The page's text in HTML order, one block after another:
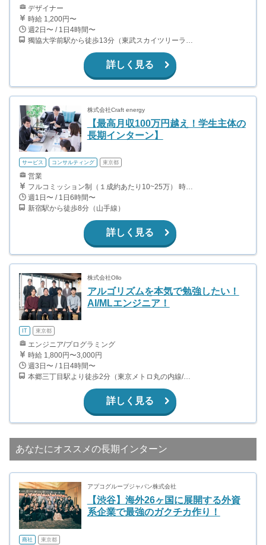
デザイナー
時給 1,200円〜
週2日〜 / 1日4時間〜
詳しく見る
株式会社Craft energy
【最高月収100万円越え！学生主体の
長期インターン】
サービス コンサルティング 東京都
営業
フルコミッション制（１成約あたり10~25万） 時給換算で（2000円〜2500円）程度が目安となります。 月100万を稼ぐ学生多数在籍しています。 ■収入例 〇入社1か月目（早稲田大学2年生） 役職：アポインター 月間1契約×10万円＝10万円 ＋交通費 〇入社3か月目（明治大学2年生） 役職：アポインター 月間2契約×13万円＝26万円 ＋交通費 〇入社6か月目（慶應義塾大学3年生） 役職：アポインター 月間5契約×15万円＝75万円 ＋交通費 〇入社15か月目（東京大学3年生） 役職：クローザー 月間3契約×25万=75万円 ＋交通費 交通費支給あり
週1日〜 / 1日6時間〜
新宿駅から徒歩8分（山手線）
詳しく見る
株式会社Ollo
アルゴリズムを本気で勉強したい！
AI/MLエンジニア！
IT 東京都
エンジニア/プログラミング
時給 1,800円〜3,000円
週3日〜 / 1日4時間〜
本郷三丁目駅より徒歩2分（東京メトロ丸の内線/都営地下鉄大江戸線）
詳しく見る
あなたにオススメの長期インターン
アプコグループジャパン株式会社
【渋谷】海外26ヶ国に展開する外資
系企業で最強のガクチカ作り！
商社 東京都